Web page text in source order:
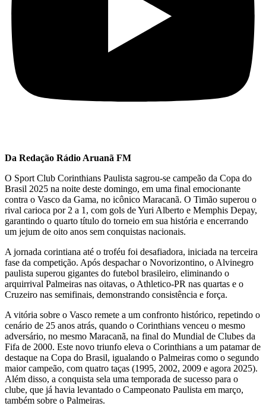
Da Redação Rádio Aruanã FM
O Sport Club Corinthians Paulista sagrou-se campeão da Copa do
Brasil 2025 na noite deste domingo, em uma final emocionante
contra o Vasco da Gama, no icônico Maracanã. O Timão superou o
rival carioca por 2 a 1, com gols de Yuri Alberto e Memphis Depay,
garantindo o quarto título do torneio em sua história e encerrando
um jejum de oito anos sem conquistas nacionais.
A jornada corintiana até o troféu foi desafiadora, iniciada na terceira
fase da competição. Após despachar o Novorizontino, o Alvinegro
paulista superou gigantes do futebol brasileiro, eliminando o
arquirrival Palmeiras nas oitavas, o Athletico-PR nas quartas e o
Cruzeiro nas semifinais, demonstrando consistência e força.
A vitória sobre o Vasco remete a um confronto histórico, repetindo o
cenário de 25 anos atrás, quando o Corinthians venceu o mesmo
adversário, no mesmo Maracanã, na final do Mundial de Clubes da
Fifa de 2000. Este novo triunfo eleva o Corinthians a um patamar de
destaque na Copa do Brasil, igualando o Palmeiras como o segundo
maior campeão, com quatro taças (1995, 2002, 2009 e agora 2025).
Além disso, a conquista sela uma temporada de sucesso para o
clube, que já havia levantado o Campeonato Paulista em março,
também sobre o Palmeiras.